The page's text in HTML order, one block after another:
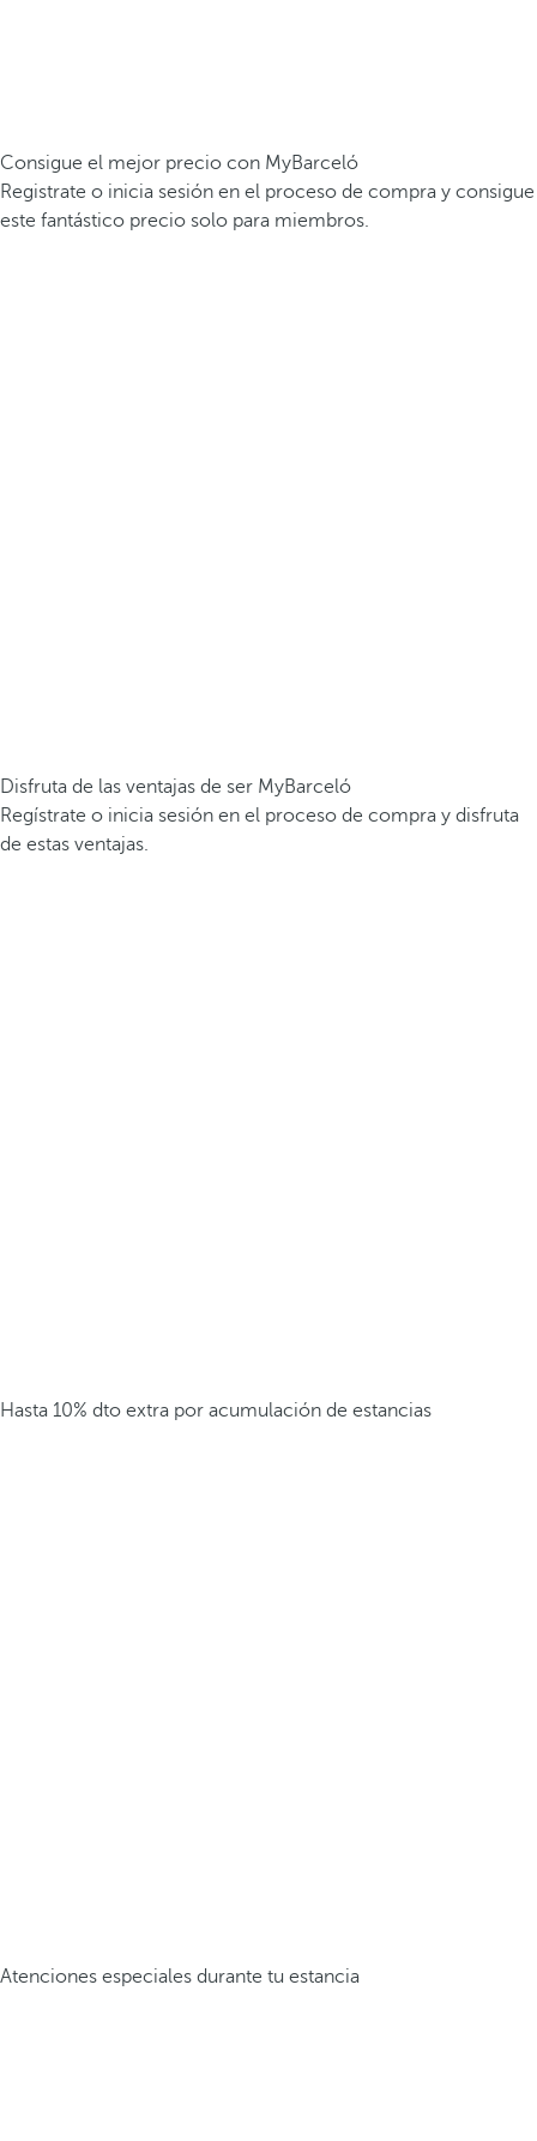
Consigue el mejor precio con MyBarceló
Registrate o inicia sesión en el proceso de compra y consigue
este fantástico precio solo para miembros.
Disfruta de las ventajas de ser MyBarceló
Regístrate o inicia sesión en el proceso de compra y disfruta
de estas ventajas.
Hasta 10% dto extra por acumulación de estancias
Atenciones especiales durante tu estancia